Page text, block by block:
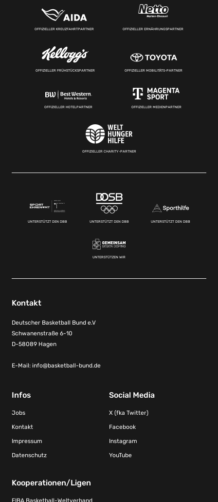
OFFIZIELLER KREUZFAHRTPARTNER OFFIZIELLER ERNÄHRUNGSPARTNER
OFFIZIELLER FRÜHSTÜCKSPARTNER OFFIZIELLER MOBILITÄTS-PARTNER
OFFIZIELLER HOTELPARTNER OFFIZIELLER MEDIENPARTNER
OFFIZIELLER CHARITY-PARTNER
UNTERSTÜTZT DEN DBB UNTERSTÜTZT DEN DBB UNTERSTÜTZT DEN DBB
UNTERSTÜTZEN WIR
Kontakt
Deutscher Basketball Bund e.V
Schwanenstraße 6-10
D-58089 Hagen
E-Mail: info@basketball-bund.de
Infos
Jobs
Kontakt
Impressum
Datenschutz
Social Media
X (fka Twitter)
Facebook
Instagram
YouTube
Kooperationen/Ligen
FIBA Basketball-Weltverband